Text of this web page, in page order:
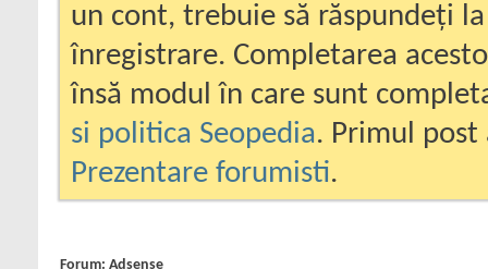
un cont, trebuie să răspundeți
înregistrare. Completarea
însă modul în care sunt
si politica Seopedia. Primul
Prezentare forumisti.
Forum: Adsense